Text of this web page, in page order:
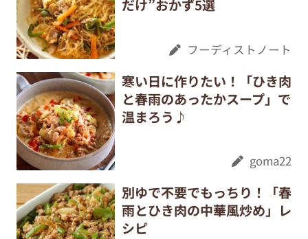
だけ”おかず5選
フーディストノート
寒い日に作りたい！「ひき肉
と春雨のあったかスープ」で
温まろう♪
goma22
別ゆで不要でもっちり！「春
雨とひき肉の中華風炒め」レ
シピ